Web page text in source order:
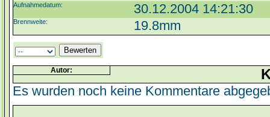
Aufnahmedatum: 30.12.2004 14:21:30
Brennweite: 19.8mm
Autor:
Es wurden noch keine Kommentare